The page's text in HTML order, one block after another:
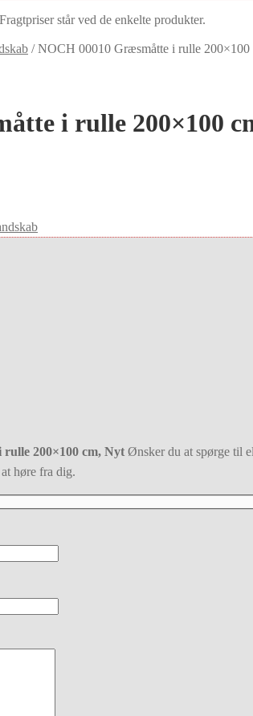
står ved de enkelte produkter.
/NOCH 00010 Græsmåtte i rulle
i rulle 200×100
200×100 cm, Nyt Ønsker du at spørge til
høre fra dig.